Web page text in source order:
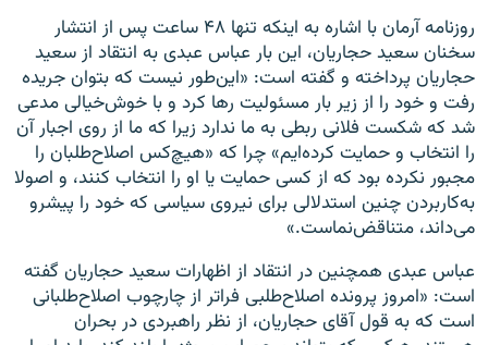
روزنامه آرمان با اشاره به اینکه تنها ۴۸ ساعت پس از انتشار
سخنان سعید حجاریان، این بار عباس عبدی به انتقاد از سعید
حجاریان پرداخته و گفته است: «این‌طور نیست که بتوان جریده
رفت و خود را از زیر بار مسئولیت‌‌ رها کرد و با خوش‌خیالی مدعی
شد که شکست فلانی ربطی به ما ندارد زیرا که ما از روی اجبار آن
را انتخاب و حمایت کرده‌ایم» چرا که «هیچ‌کس اصلاح‌طلبان را
مجبور نکرده بود که از کسی حمایت یا او را انتخاب کنند، و اصولا
به‌کاربردن چنین استدلالی برای نیروی سیاسی که خود را پیشرو
می‌داند، متناقض‌نماست.»
عباس عبدی همچنین در انتقاد از اظهارات سعید حجاریان گفته
است: «امروز پرونده اصلاح‌طلبی فرا‌تر از چارچوب اصلاح‌طلبانی
است که به قول آقای حجاریان، از نظر راهبردی در بحران